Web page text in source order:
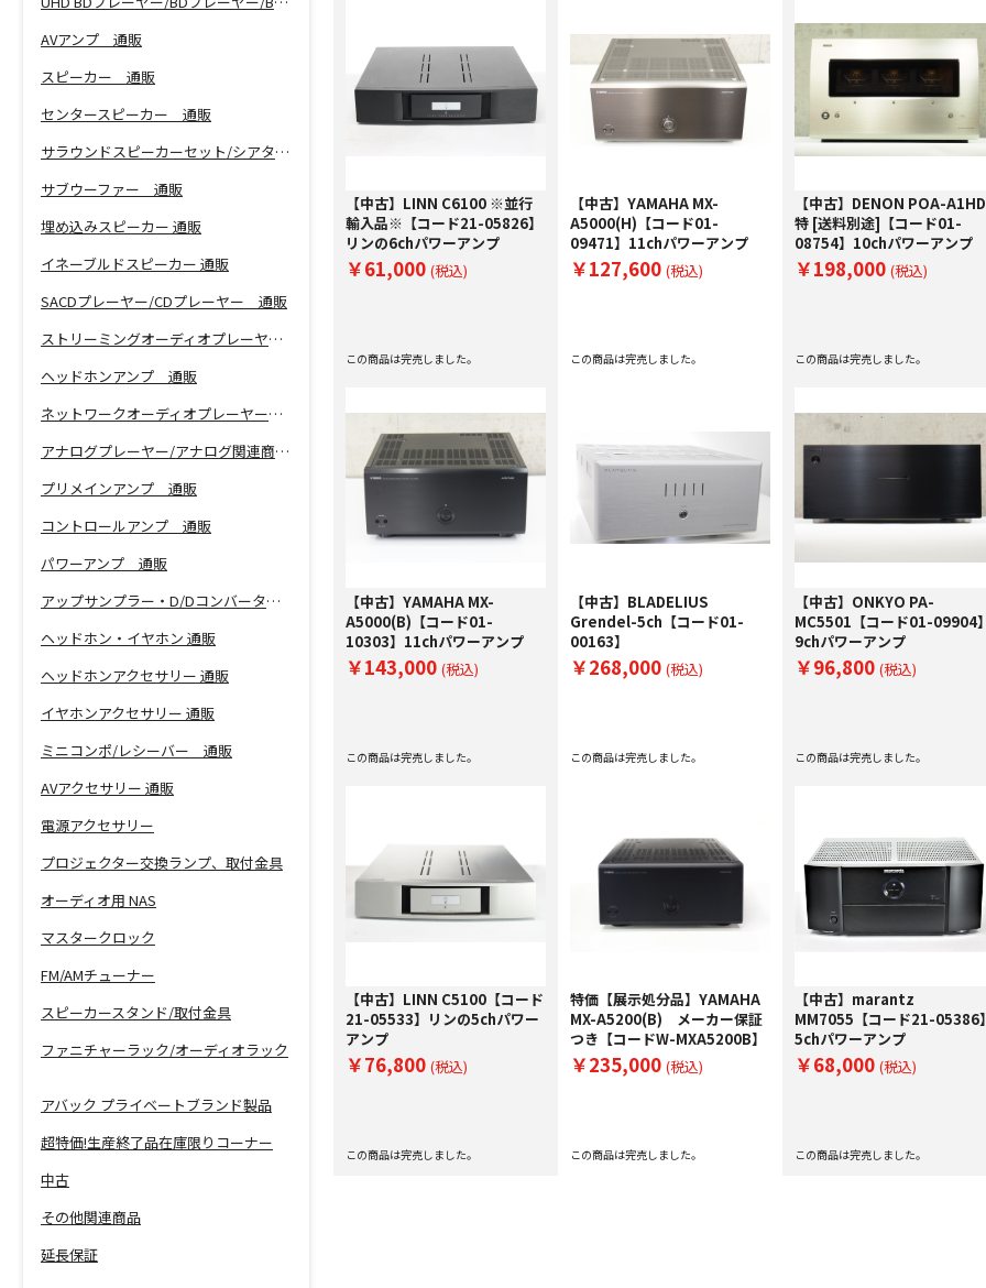
AVアンプ 通販
スピーカー 通販
センタースピーカー 通販
サラウンドスピーカーセット/シアターバー 通販
サブウーファー 通販
埋め込みスピーカー 通販
イネーブルドスピーカー 通販
SACDプレーヤー/CDプレーヤー 通販
ストリーミングオーディオプレーヤー 通販
ヘッドホンアンプ 通販
ネットワークオーディオプレーヤー 通販
アナログプレーヤー/アナログ関連商品 通販
プリメインアンプ 通販
コントロールアンプ 通販
パワーアンプ 通販
アップサンプラー・D/Dコンバーター 通販
ヘッドホン・イヤホン 通販
ヘッドホンアクセサリー 通販
イヤホンアクセサリー 通販
ミニコンポ/レシーバー 通販
AVアクセサリー 通販
電源アクセサリー
プロジェクター交換ランプ、取付金具
オーディオ用 NAS
マスタークロック
FM/AMチューナー
スピーカースタンド/取付金具
ファニチャーラック/オーディオラック
アバック プライベートブランド製品
超特価!生産終了品在庫限りコーナー
中古
その他関連商品
延長保証
【中古】LINN C6100 ※並行
輸入品※【コード21-05826】
リンの6chパワーアンプ
￥61,000 (税込)
この商品は完売しました。
【中古】YAMAHA MX-
A5000(H)【コード01-
09471】11chパワーアンプ
￥127,600 (税込)
この商品は完売しました。
【中古】DENON POA-
特 [送料別途]【コード01-
08754】10chパワーアンプ
￥198,000(税込)
この商品は完売しました。
【中古】YAMAHA MX-
A5000(B)【コード01-
10303】11chパワーアンプ
￥143,000 (税込)
この商品は完売しました。
【中古】BLADELIUS
Grendel-5ch【コード01-
00163】
￥268,000 (税込)
この商品は完売しました。
【中古】ONKYO PA-
MC5501【コード01-09904
9chパワーアンプ
￥96,800(税込)
この商品は完売しました。
【中古】LINN C5100【コード
21-05533】リンの5chパワー
アンプ
￥76,800 (税込)
この商品は完売しました。
特価【展示処分品】YAMAHA
MX-A5200(B) メーカー保証
つき【コードW-MXA5200B】
￥235,000 (税込)
この商品は完売しました。
【中古】marantz
MM7055【コード21-05386
5chパワーアンプ
￥68,000(税込)
この商品は完売しました。